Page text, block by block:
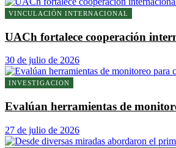
VINCULACIÓN INTERNACIONAL
UACh fortalece cooperación
30 de julio de 2026
INVESTIGACION
Evalúan herramientas de
27 de julio de 2026